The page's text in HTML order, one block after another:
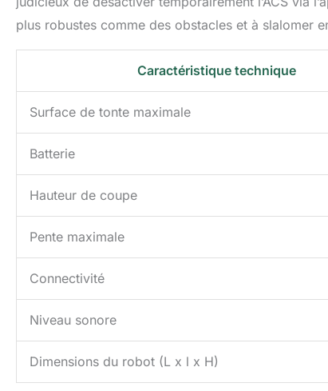
plus robustes comme des obstacles et à slalomer
Caractéristique technique
Surface de tonte maximale
Batterie
Hauteur de coupe
Pente maximale
Connectivité
Niveau sonore
Dimensions du robot (L x l x H)